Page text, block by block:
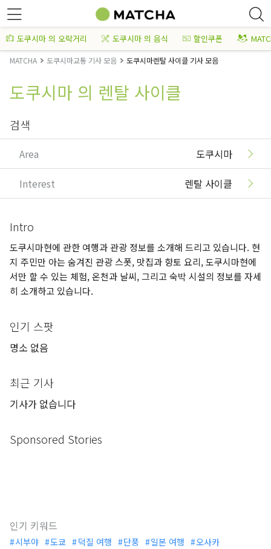
도쿠시마 의 오락거리 도쿠시마 의 음식 할인쿠폰
MATCHA 도쿠시마교통 기사 모음 도쿠시마렌탈 사이클 기사 모음
도쿠시마 의 렌탈 사이클
검색
Area 도쿠시마
Interest 렌탈 사이클
Intro
도쿠시마현에 관한 여행과 관광 정보를 소개해 드리고 있습니다. 현
지 주민만 아는 숨겨진 관광 스폿, 맛집과 향토 요리, 도쿠시마현에
서만 할 수 있는 체험, 온천과 날씨, 그리고 숙박 시설의 정보를 자세
히 소개하고 있습니다.
인기 스팟
명소 없음
최근 기사
기사가 없습니다
Sponsored Stories
인기 키워드
시부야 도쿄 덕질 여행 단풍 일본 여행
오사카